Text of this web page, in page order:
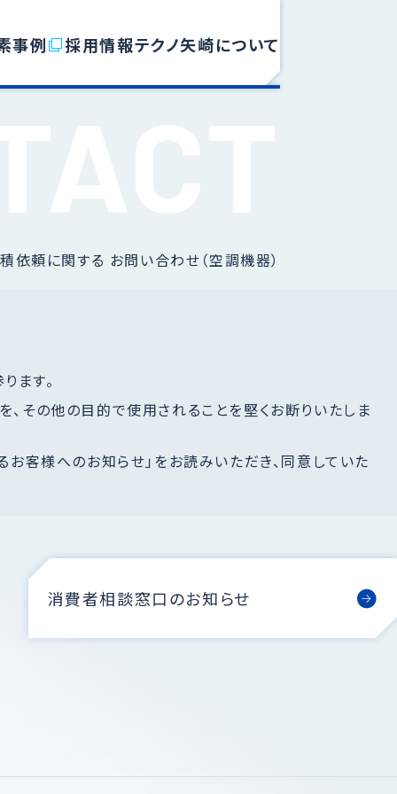
事例 採用情報テクノ矢崎について
依頼に関する お問い合わせ（空調機器）
ます。
その他の目的で使用されることを堅くお断りいたしま
客様へのお知らせ」をお読みいただき、同意していた
消費者相談窓口のお知らせ